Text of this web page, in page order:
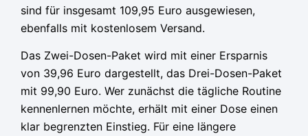
sind für insgesamt 109,95 Euro ausgewiesen,
ebenfalls mit kostenlosem Versand.
Das Zwei-Dosen-Paket wird mit einer Ersparnis
von 39,96 Euro dargestellt, das Drei-Dosen-Paket
mit 99,90 Euro. Wer zunächst die tägliche Routine
kennenlernen möchte, erhält mit einer Dose einen
klar begrenzten Einstieg. Für eine längere